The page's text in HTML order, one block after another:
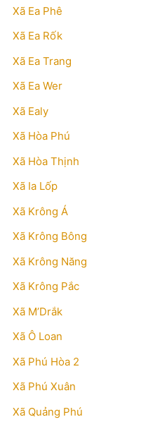
Xã Ea Phê
Xã Ea Rốk
Xã Ea Trang
Xã Ea Wer
Xã Ealy
Xã Hòa Phú
Xã Hòa Thịnh
Xã Ia Lốp
Xã Krông Á
Xã Krông Bông
Xã Krông Năng
Xã Krông Pắc
Xã M’Drắk
Xã Ô Loan
Xã Phú Hòa 2
Xã Phú Xuân
Xã Quảng Phú